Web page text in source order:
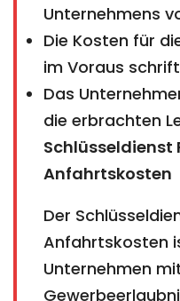
Unternehmens
Die Kosten für
im Voraus
Das
die erbrachten
Schlüsseldienst
Anfahrtskosten
Der
Anfahrtskosten
Unternehmen